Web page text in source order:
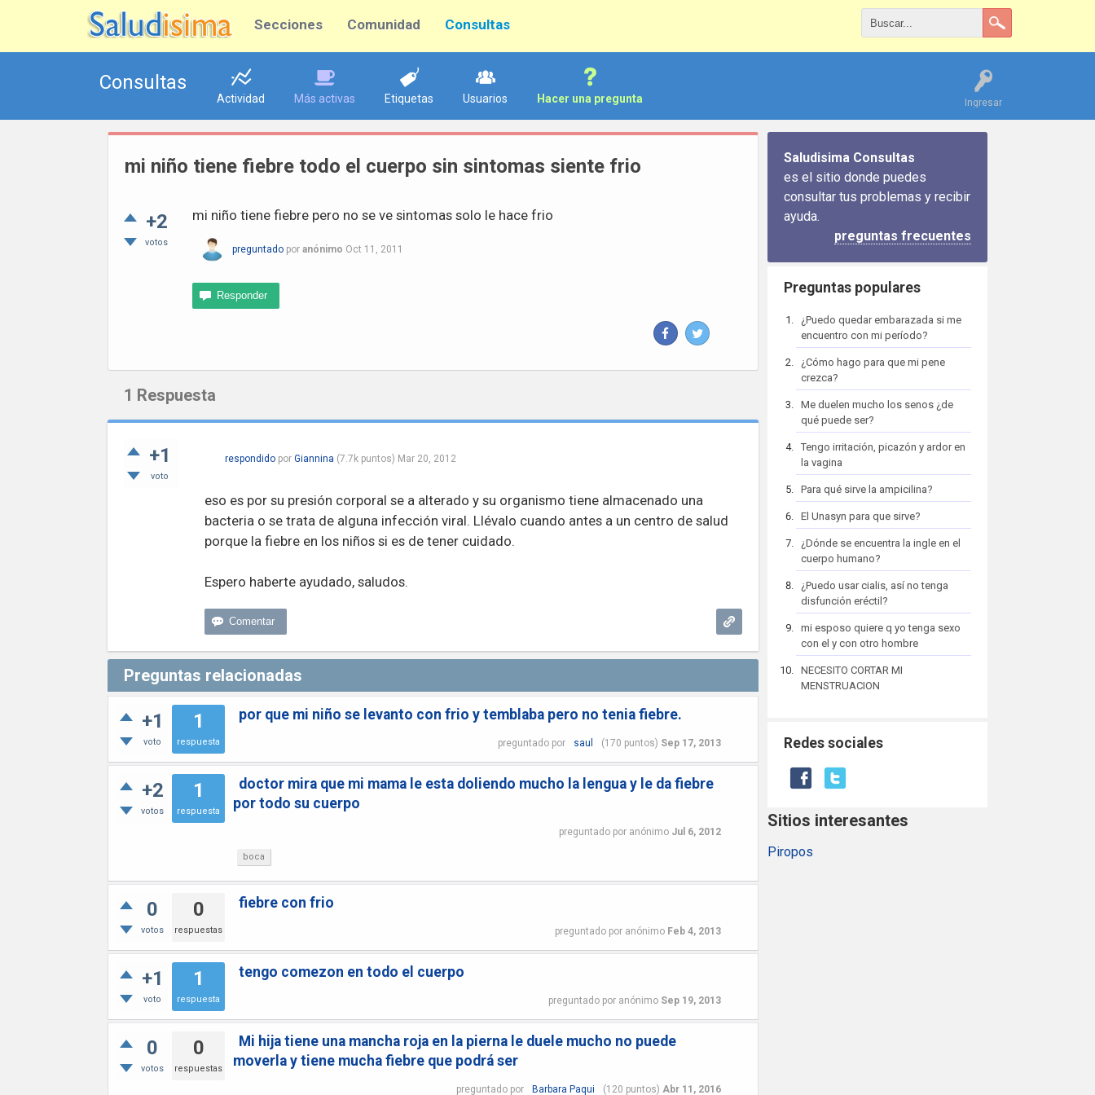
Secciones Comunidad Consultas
Ingresar
Consultas
Actividad Más activas Etiquetas Usuarios Hacer una pregunta
mi niño tiene fiebre todo el cuerpo sin sintomas siente frio
+2
votos
mi niño tiene fiebre pero no se ve sintomas solo le hace frio
preguntado por anónimo Oct 11, 2011
1 Respuesta
+1
voto
respondido por Giannina (7.7kpuntos) Mar 20, 2012
eso es por su presión corporal se a alterado y su organismo tiene almacenado una
bacteria o se trata de alguna infección viral. Llévalo cuando antes a un centro de salud
porque la fiebre en los niños si es de tener cuidado.
Espero haberte ayudado, saludos.
Preguntas relacionadas
+1
voto
1
respuesta
por que mi niño se levanto con frio y temblaba pero no tenia fiebre.
preguntado por saul (170 puntos) Sep 17, 2013
+2
votos
1
respuesta
doctor mira que mi mama le esta doliendo mucho la lengua y le da fiebre
por todo su cuerpo
preguntado por anónimo Jul 6, 2012
boca
0
votos
0
respuestas
fiebre con frio
preguntado por anónimo Feb 4, 2013
+1
voto
1
respuesta
tengo comezon en todo el cuerpo
preguntado por anónimo Sep 19, 2013
0
votos
0
respuestas
Mi hija tiene una mancha roja en la pierna le duele mucho no puede
moverla y tiene mucha fiebre que podrá ser
preguntado por Barbara Paqui (120 puntos) Abr 11, 2016
Saludisima Consultas
es el sitio donde puedes
consultar tus problemas y recibir
ayuda.
preguntas frecuentes
Preguntas populares
¿Puedo quedar embarazada si me
encuentro con mi período?
¿Cómo hago para que mi pene
crezca?
Me duelen mucho los senos ¿de
qué puede ser?
Tengo irritación, picazón y ardor en
la vagina
Para qué sirve la ampicilina?
El Unasyn para que sirve?
¿Dónde se encuentra la ingle en el
cuerpo humano?
¿Puedo usar cialis, así no tenga
disfunción eréctil?
mi esposo quiere q yo tenga sexo
con el y con otro hombre
NECESITO CORTAR MI
MENSTRUACION
Redes sociales
Sitios interesantes
Piropos